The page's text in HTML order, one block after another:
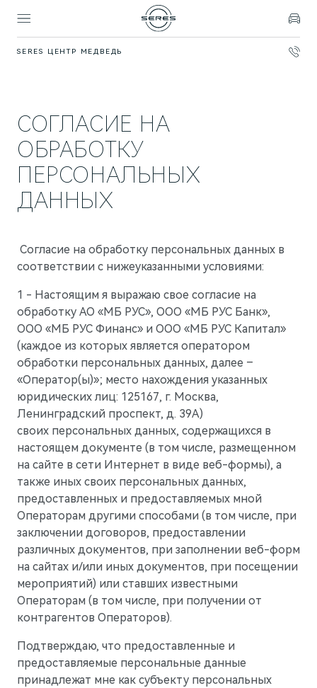
SERES
M5Стильный спортивный кроссовер
от 5 800 000 ₽
M7 Представительский кроссовер
от 6 090 000 ₽
AITO
ВЫБОР И ПОКУПКА
Спецпредложения
Записаться на тест-драйв
ФИНАНСЫ И УСЛУГИ
Корпоративным клиентам
ПРАВОВАЯ ИНФОРМАЦИЯ
Правовые документы
СЕРВИС
Официальный сервис
Техническое обслуживание
Запасные части
ПОДДЕРЖКА
Помощь на дороге
Гарантия
Руководства по эксплуатации
АКСЕССУАРЫ
Коллекция
Технические аксессуары
Колеса в сборе
Телематические системы
Системы зарядки
О БРЕНДЕ
AITO SERES
О дилерском центре
Контакты
Правовая информация
СОБЫТИЯ
Новости дилерского центра
Новости компании
СМИ о нас
Блогеры о нас
ПАРТНЕРЫ
МТС
PlayAuto
SERES ЦЕНТР МЕДВЕДЬ
СОГЛАСИЕ НА
ОБРАБОТКУ
ПЕРСОНАЛЬНЫХ
ДАННЫХ
Согласие на обработку персональных данных в
соответствии с нижеуказанными условиями:
1 - Настоящим я выражаю свое согласие на
обработку АО «МБ РУС», ООО «МБ РУС Банк»,
ООО «МБ РУС Финанс» и ООО «МБ РУС Капитал»
(каждое из которых является оператором
обработки персональных данных, далее –
«Оператор(ы)»; место нахождения указанных
юридических лиц: 125167, г. Москва,
Ленинградский проспект, д. 39А)
своих персональных данных, содержащихся в
настоящем документе (в том числе, размещенном
на сайте в сети Интернет в виде веб-формы), а
также иных своих персональных данных,
предоставленных и предоставляемых мной
Операторам другими способами (в том числе, при
заключении договоров, предоставлении
различных документов, при заполнении веб-форм
на сайтах и/или иных документов, при посещении
мероприятий) или ставших известными
Операторам (в том числе, при получении от
контрагентов Операторов).
Подтверждаю, что предоставленные и
предоставляемые персональные данные
принадлежат мне как субъекту персональных